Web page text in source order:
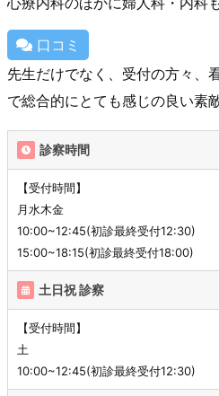
口コミ
先生だけでなく、受付の方々、
で総合的にとても感じの良い素
診察時間
【受付時間】
月水木金
10:00~12:45(初診最終受付12:30)
15:00~18:15(初診最終受付18:00)
土日祝 診察
【受付時間】
土
10:00~12:45(初診最終受付12:30)